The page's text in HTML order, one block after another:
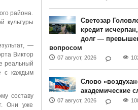
района.
культуры
—
Виктор
реальный
с каждым
составу
Они уже
Светозар
кредит
долг —
вопросом
07 август, 2026
Слово
академические
07 август, 2026